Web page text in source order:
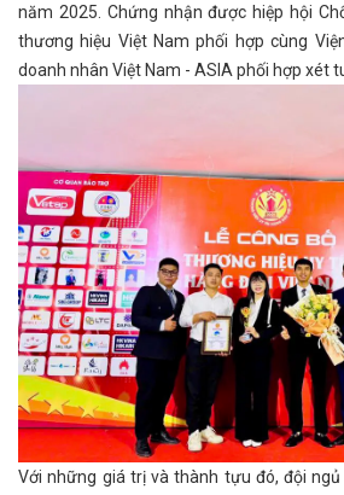
năm 2025. Chứng nhận được hiệp hội
thương hiệu Việt Nam phối hợp cùng
doanh nhân Việt Nam - ASIA phối hợp xét
Với những giá trị và thành tựu đó, đội